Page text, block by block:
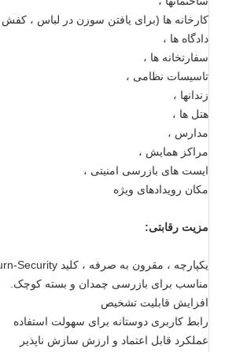
کارخانه ها (برای یافتن سوزن در لباس ،
دادگاه ها ،
سفارتخانه ها ،
تاسیسات نظامی ،
زندانها ،
هتل ها ،
مدارس ،
مراکز همایش ،
ایست های بازرسی امنیتی ،
مکان رویدادهای ویژه
مزیت رقابتی:
یکپارچه ، مقرون به صرفه ، کلید Turn-Security
مناسب برای بازرسی چمدان و بسته کوچک.
افزایش قابلیت تشخیص
رابط کاربری دوستانه برای سهولت استفاده
عملکرد قابل اعتماد و ارزش سازش ناپذیر